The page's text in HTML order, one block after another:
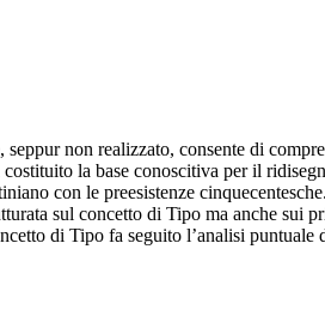
non realizzato, consente di
la base conoscitiva per il
con le preesistenze
sul concetto di Tipo ma anche sui
di Tipo fa seguito l’analisi